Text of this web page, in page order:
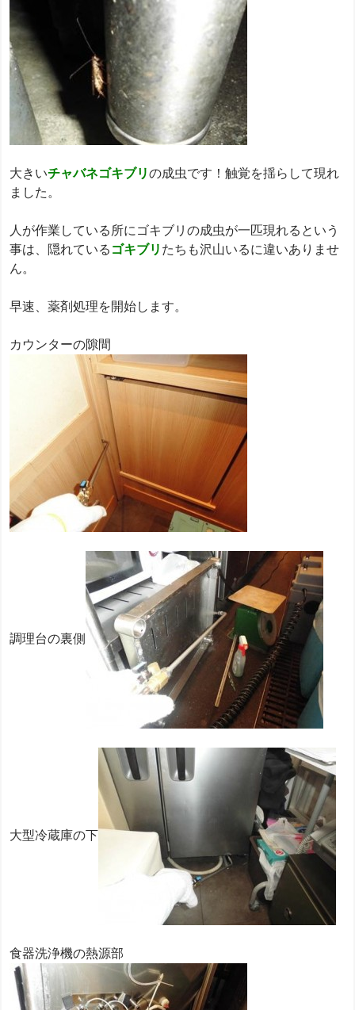
大きいチャバネゴキブリの成虫です！触覚を揺らして現れ
ました。
人が作業している所にゴキブリの成虫が一匹現れるという
事は、隠れている ゴキブリ たちも沢山いるに違いありませ
ん。
早速、薬剤処理を開始します。
カウンターの隙間
調理台の裏側
大型冷蔵庫の下
食器洗浄機の熱源部